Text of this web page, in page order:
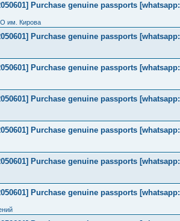
Purchase genuine passports [whatsapp:
им. Кирова
Purchase genuine passports [whatsapp:
Purchase genuine passports [whatsapp:
Purchase genuine passports [whatsapp:
Purchase genuine passports [whatsapp:
Purchase genuine passports [whatsapp:
Purchase genuine passports [whatsapp: